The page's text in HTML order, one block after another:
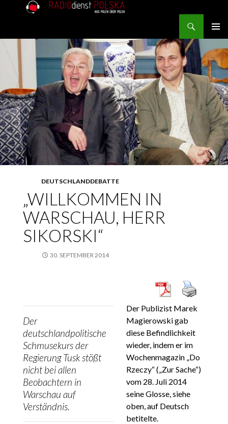
MENU
DEUTSCHLANDDEBATTE
„WILLKOMMEN IN
WARSCHAU, HERR
SIKORSKI“
30. SEPTEMBER 2014
Der
deutschlandpolitische
Schmusekurs der
Regierung Tusk stößt
nicht bei allen
Beobachtern in
Warschau auf
Verständnis.
Der Publizist Marek
Magierowski gab
diese Befindlichkeit
wieder, indem er im
Wochenmagazin „Do
Rzeczy“ („Zur Sache“)
vom 28. Juli 2014
seine Glosse, siehe
oben, auf Deutsch
betitelte.